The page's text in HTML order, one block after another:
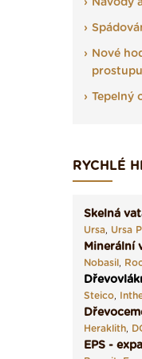
Návody
Nové
Tepelný
RYCHLÉ
Skelná
Ursa, Ursa
Minerální
Nobasil,
Steico,
Heraklith,
EPS -